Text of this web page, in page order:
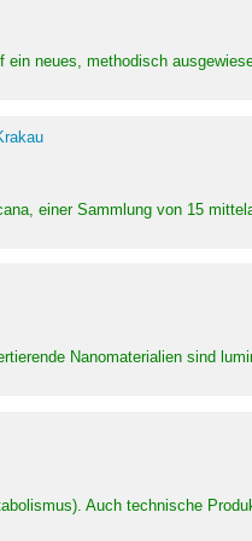
neues, methodisch
einer Sammlung von 15
Nanomaterialien sind
Auch technische